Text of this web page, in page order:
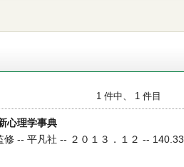
1 件中、 1 件目
心理学事典
-- 平凡社 -- ２０１３．１２ -- 140.33